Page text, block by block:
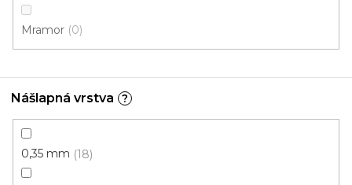
Mramor 0
Nášlapná vrstva ?
0,35 mm 18
3 m